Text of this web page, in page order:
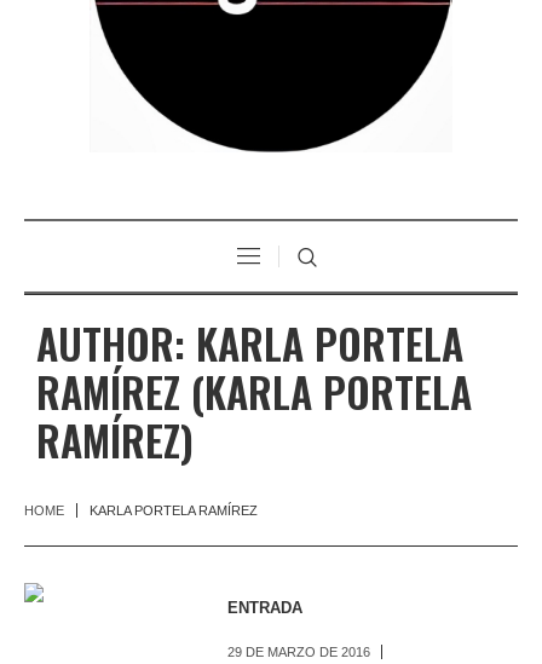
AUTHOR: KARLA PORTELA
RAMÍREZ (KARLA PORTELA
RAMÍREZ)
HOME KARLA PORTELA RAMÍREZ
ENTRADA
29 DE MARZO DE 2016